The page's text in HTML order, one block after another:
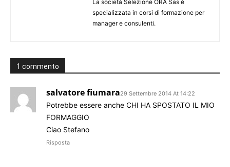
La società Selezione ORA Sas è
specializzata in corsi di formazione per
manager e consulenti.
1 commento
salvatore fiumara29 Settembre 2014 At 14:22
Potrebbe essere anche CHI HA SPOSTATO IL MIO
FORMAGGIO
Ciao Stefano
Risposta